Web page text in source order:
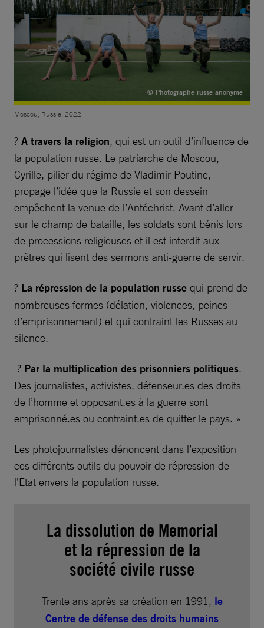
© Photographe russe anonyme
Moscou, Russie. 2022
? A travers la religion, qui est un outil d’influence de
la population russe. Le patriarche de Moscou,
Cyrille, pilier du régime de Vladimir Poutine,
propage l’idée que la Russie et son dessein
empêchent la venue de l’Antéchrist. Avant d’aller
sur le champ de bataille, les soldats sont bénis lors
de processions religieuses et il est interdit aux
prêtres qui lisent des sermons anti-guerre de servir.
? La répression de la population russe qui prend de
nombreuses formes (délation, violences, peines
d’emprisonnement) et qui contraint les Russes au
silence.
? Par la multiplication des prisonniers politiques.
Des journalistes, activistes, défenseur.es des droits
de l’homme et opposant.es à la guerre sont
emprisonné.es ou contraint.es de quitter le pays. »
Les photojournalistes dénoncent dans l’exposition
ces différents outils du pouvoir de répression de
l’Etat envers la population russe.
La dissolution de Memorial
et la répression de la
société civile russe
Trente ans après sa création en 1991, le
Centre de défense des droits humains